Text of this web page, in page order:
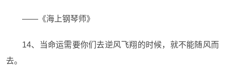
——《海上钢琴师》
14、当命运需要你们去逆风飞翔的时候，就不能随风而
去。